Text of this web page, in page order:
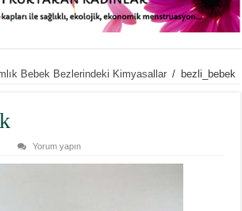
Bebek Bezlerindeki Kimyasallar / bezli_bebek
Yorum yapın